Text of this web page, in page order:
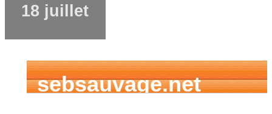
18 juillet
sebsauvage.net